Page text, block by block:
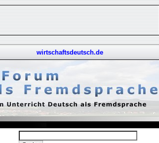
wirtschaftsdeutsch.de